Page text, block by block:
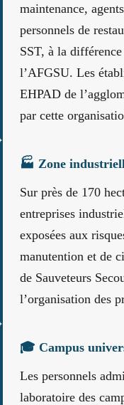
maintenance,
personnels de
SST, à la
l’AFGSU. Les
EHPAD de
par cette
🏭 Zone
Sur près de 170
entreprises
exposées aux
manutention et de
de Sauveteurs
l’organisation des
🎓 Campus
Les personnels
laboratoire des